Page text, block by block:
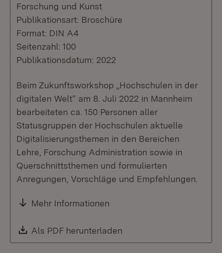
Forschung und Kunst
Publikationsart: Broschüre
Format: DIN A4
Seitenzahl: 100
Publikationsdatum: 2022
Beim Zukunftsworkshop „Hochschulen in der
digitalen Welt“ am 8. Juli 2022 in Mannheim
bearbeiteten ca. 150 Personen aller
Statusgruppen der Hochschulen aktuelle
Digitalisierungsthemen in den Bereichen
Lehre, Forschung Administration sowie in
Querschnittsthemen und formulierten
Anregungen, Vorschläge und Empfehlungen.
Mehr Informationen
Download:
Als PDF herunterladen